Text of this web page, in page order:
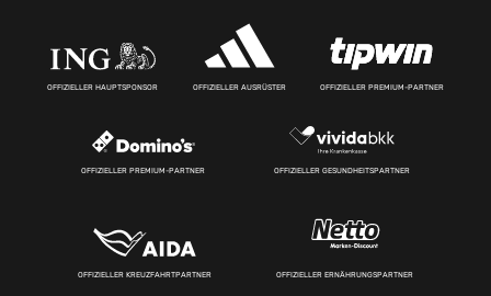
OFFIZIELLER HAUPTSPONSOR OFFIZIELLER AUSRÜSTER OFFIZIELLER PREMIUM-PARTNER
OFFIZIELLER PREMIUM-PARTNER OFFIZIELLER GESUNDHEITSPARTNER
OFFIZIELLER KREUZFAHRTPARTNER OFFIZIELLER ERNÄHRUNGSPARTNER